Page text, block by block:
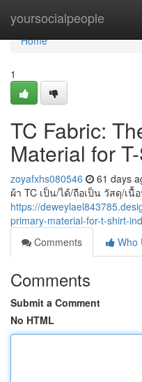
yoursocialpeople
Home
Home
1
TC Fabric:
Material for
zoyafxhs080546 61 days
ผ้า TC เป็น/ได้/ถือเป็น วัสดุ/เ
https://
primary-material-for-t-shirt-
Comments
Who
Comments
Submit a Comment
No HTML